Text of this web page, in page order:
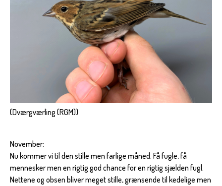
(Dværgværling (RGM))
November:
Nu kommer vi til den stille men farlige måned. Få fugle, få
mennesker men en rigtig god chance for en rigtig sjælden fugl.
Nettene og obsen bliver meget stille, grænsende til kedelige men